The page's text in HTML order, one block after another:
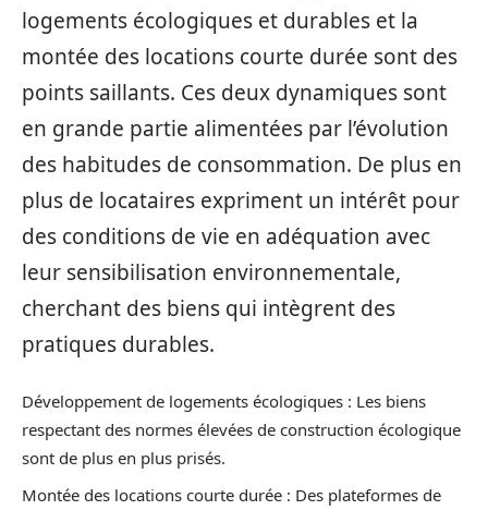
logements écologiques et durables et la
montée des locations courte durée sont des
points saillants. Ces deux dynamiques sont
en grande partie alimentées par l’évolution
des habitudes de consommation. De plus en
plus de locataires expriment un intérêt pour
des conditions de vie en adéquation avec
leur sensibilisation environnementale,
cherchant des biens qui intègrent des
pratiques durables.
Développement de logements écologiques : Les biens
respectant des normes élevées de construction écologique
sont de plus en plus prisés.
Montée des locations courte durée : Des plateformes de